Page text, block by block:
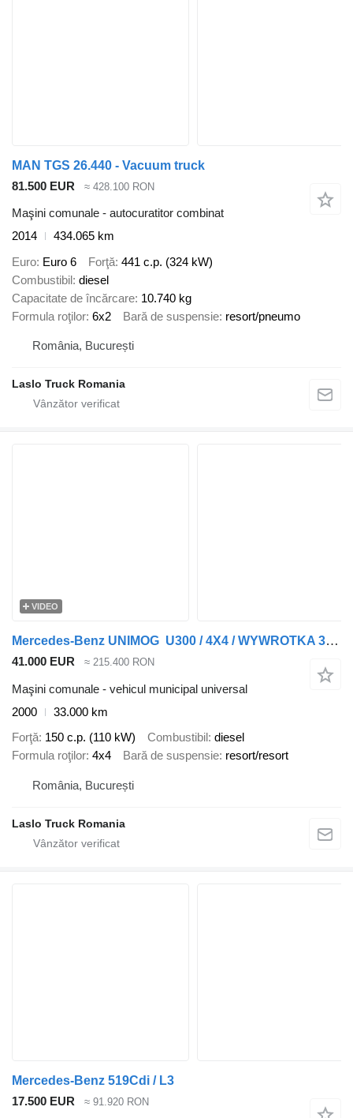
MAN TGS 26.440 - Vacuum truck
81.500 EUR
≈ 428.100 RON
Maşini comunale - autocuratitor combinat
2014
434.065 km
Euro Euro 6 Forţă 441 c.p. (324 kW)
Combustibil diesel
Capacitate de încărcare 10.740 kg
Formula roţilor 6x2 Bară de suspensie resort/pneumo
România, București
Laslo Truck Romania
VIDEO
Mercedes-Benz UNIMOG U300 / 4X4 / WYWROTKA 3 STRONNA / PŁUG / KOMUNALNY / HYD
41.000 EUR ≈ 215.400 RON
Maşini comunale - vehicul municipal universal
2000
33.000 km
Forţă 150 c.p. (110 kW) Combustibil
diesel
Formula roţilor 4x4 Bară de suspensie resort/resort
România, București
Laslo Truck Romania
Mercedes-Benz 519Cdi / L3
17.500 EUR
≈ 91.920 RON